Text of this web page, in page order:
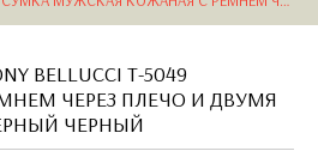
BELLUCCI T-5049
ЧЕРЕЗ ПЛЕЧО И ДВУМЯ
ЧЕРНЫЙ